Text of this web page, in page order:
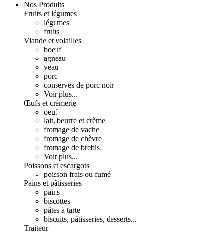
Nos Produits
Fruits et légumes
légumes
fruits
Viande et volailles
boeuf
agneau
veau
porc
conserves de porc noir
Voir plus...
Œufs et crèmerie
oeuf
lait, beurre et crème
fromage de vache
fromage de chèvre
fromage de brebis
Voir plus...
Poissons et escargots
poisson frais ou fumé
Pains et pâtisseries
pains
biscottes
pâtes à tarte
biscuits, pâtisseries, desserts...
Traiteur